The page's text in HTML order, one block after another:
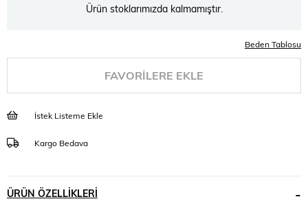
Ürün stoklarımızda kalmamıştır.
Beden Tablosu
FAVORILERE EKLE
İstek Listeme Ekle
Kargo Bedava
ÜRÜN ÖZELLIKLERI